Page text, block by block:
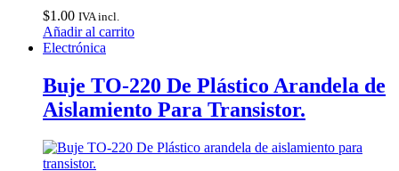
$1.00 IVA incl.
Añadir al carrito
Electrónica
Buje TO-220 De Plástico Arandela de
Aislamiento Para Transistor.